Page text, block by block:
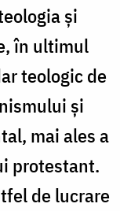
și
în ultimul
teologic de
și
mai ales a
protestant.
de lucrare